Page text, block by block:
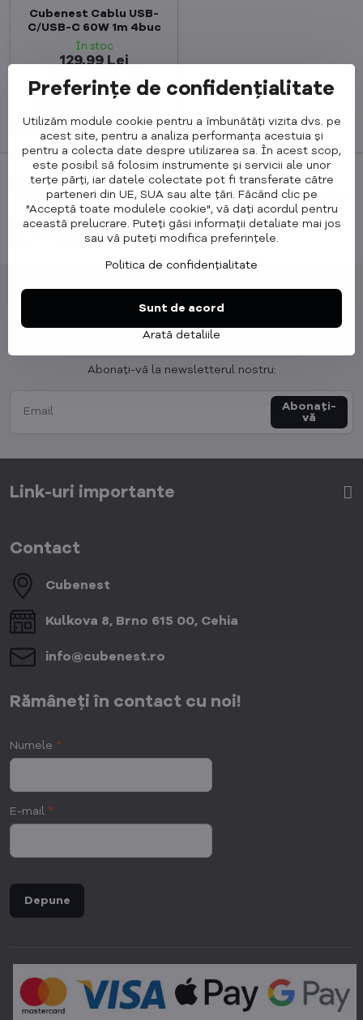
Cubenest Cablu USB-
C/USB-C 60W 1m 4buc
În stoc
129,99 Lei
Cumpără
Transport gratuit
de la 400 Lei
Expediem
produsele imediat
Suport de
specialitate 24/7
Abonați-vă la newsletterul nostru:
Abonați-
vă
Link-uri importante
Contact
Cubenest
Kulkova 8, Brno 615 00, Cehia
info​@cubenest​.ro
Rămâneți în contact cu noi!
Numele *
E-mail *
Depune
Preferințe de confidențialitate
Utilizăm module cookie pentru a îmbunătăți vizita dvs. pe
acest site, pentru a analiza performanța acestuia și
pentru a colecta date despre utilizarea sa. În acest scop,
este posibil să folosim instrumente și servicii ale unor
terțe părți, iar datele colectate pot fi transferate către
parteneri din UE, SUA sau alte țări. Făcând clic pe
"Acceptă toate modulele cookie", vă dați acordul pentru
această prelucrare. Puteți găsi informații detaliate mai jos
sau vă puteți modifica preferințele.
Politica de confidențialitate
Arată detaliile
Sunt de acord